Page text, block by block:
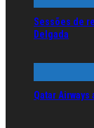
Sessões de
Delgada
Qatar